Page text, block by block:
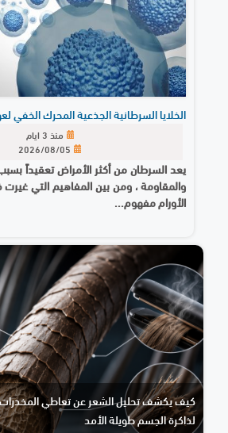
الخلايا السرطانية الجذعية المحرك الخفي
منذ 3 ايام
يعد السرطان من أكثر الأمراض تعقيداً
والمقاومة ، ومن بين المفاهيم التي غيرت
الأورام مفهوم...
كيف يكشف تحليل الشعر عن تعاطي المخدرات:
لذاكرة الجسم طويلة الأمد